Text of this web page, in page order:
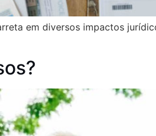
em diversos impactos